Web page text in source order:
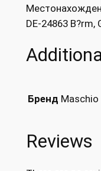
DE-24863 B?rm,
Бренд Maschio
Reviews